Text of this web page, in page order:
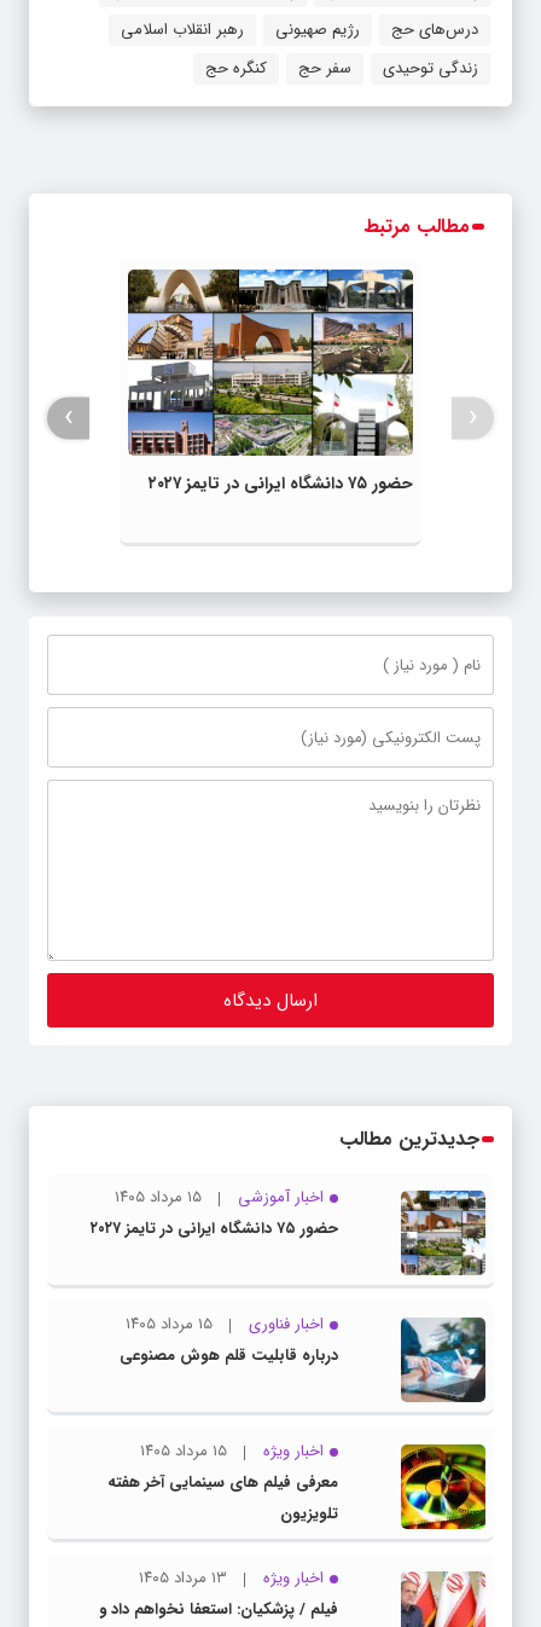
درس‌های حج
رژیم صهیونی
رهبر انقلاب اسلامی
زندگی توحیدی
سفر حج کنگره حج
مطالب مرتبط
حضور ۷۵ دانشگاه ایرانی در تایمز ۲۰۲۷
‹
›
جدیدترین مطالب
اخبار آموزشی
۱۵ مرداد ۱۴۰۵
حضور ۷۵ دانشگاه ایرانی در تایمز ۲۰۲۷
اخبار فناوری
۱۵ مرداد ۱۴۰۵
درباره قابلیت قلم هوش مصنوعی
اخبار ویژه
۱۵ مرداد ۱۴۰۵
معرفی فیلم های سینمایی آخر هفته
تلویزیون
اخبار ویژه
۱۳ مرداد ۱۴۰۵
فیلم / پزشکیان: استعفا نخواهم داد و